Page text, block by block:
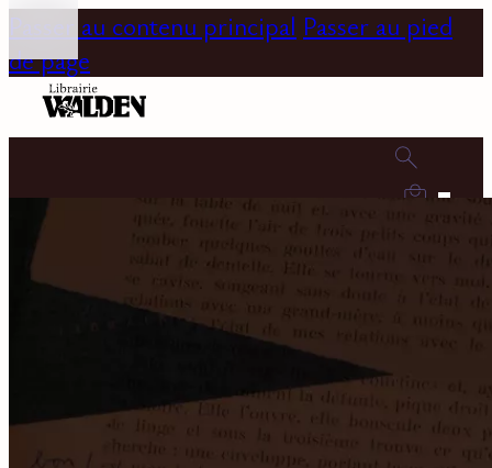
Passer au contenu principal Passer au pied
de page
0